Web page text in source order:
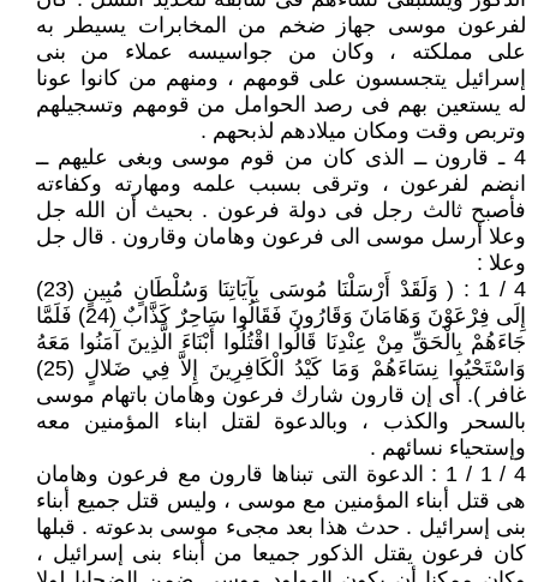
لفرعون موسى جهاز ضخم من المخابرات يسيطر به
على مملكته ، وكان من جواسيسه عملاء من بنى
إسرائيل يتجسسون على قومهم ، ومنهم من كانوا عونا
له يستعين بهم فى رصد الحوامل من قومهم وتسجيلهم
وتربص وقت ومكان ميلادهم لذبحهم .
4 ـ قارون ــ الذى كان من قوم موسى وبغى عليهم ــ
انضم لفرعون ، وترقى بسبب علمه ومهارته وكفاءته
فأصبح ثالث رجل فى دولة فرعون . بحيث أن الله جل
وعلا أرسل موسى الى فرعون وهامان وقارون . قال جل
وعلا :
4 / 1 : ( وَلَقَدْ أَرْسَلْنَا مُوسَى بِآيَاتِنَا وَسُلْطَانٍ مُبِينٍ (23)
إِلَى فِرْعَوْنَ وَهَامَانَ وَقَارُونَ فَقَالُوا سَاحِرٌ كَذَّابٌ (24) فَلَمَّا
جَاءَهُمْ بِالْحَقِّ مِنْ عِنْدِنَا قَالُوا اقْتُلُوا أَبْنَاءَ الَّذِينَ آمَنُوا مَعَهُ
وَاسْتَحْيُوا نِسَاءَهُمْ وَمَا كَيْدُ الْكَافِرِينَ إِلاَّ فِي ضَلالٍ (25)
غافر ). أى إن قارون شارك فرعون وهامان باتهام موسى
بالسحر والكذب ، وبالدعوة لقتل ابناء المؤمنين معه
وإستحياء نسائهم .
4 / 1 / 1 : الدعوة التى تبناها قارون مع فرعون وهامان
هى قتل أبناء المؤمنين مع موسى ، وليس قتل جميع أبناء
بنى إسرائيل . حدث هذا بعد مجىء موسى بدعوته . قبلها
كان فرعون يقتل الذكور جميعا من أبناء بنى إسرائيل ،